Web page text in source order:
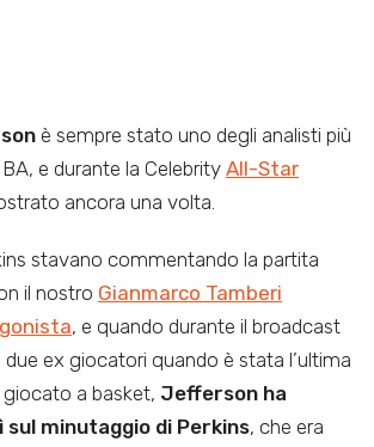
è sempre stato uno degli analisti più
e durante la Celebrity All-Star
ancora una volta.
stavano commentando la partita
il nostro Gianmarco Tamberi
, e quando durante il broadcast
ex giocatori quando è stata l’ultima
a basket, Jefferson ha
minutaggio di Perkins, che era